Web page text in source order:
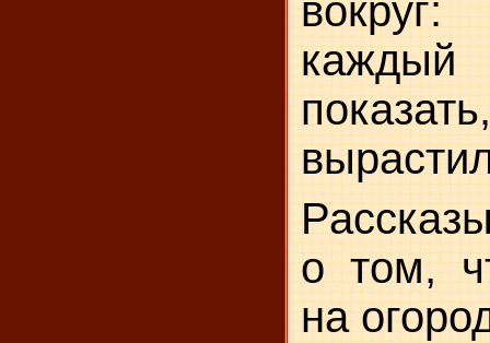
о том,
на